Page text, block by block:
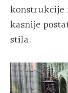
konstrukcije
kasnije
stila.